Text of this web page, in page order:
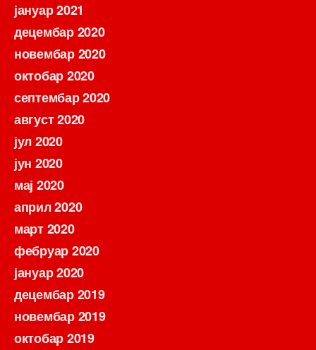
јануар 2021
децембар 2020
новембар 2020
октобар 2020
септембар 2020
август 2020
јул 2020
јун 2020
мај 2020
април 2020
март 2020
фебруар 2020
јануар 2020
децембар 2019
новембар 2019
октобар 2019